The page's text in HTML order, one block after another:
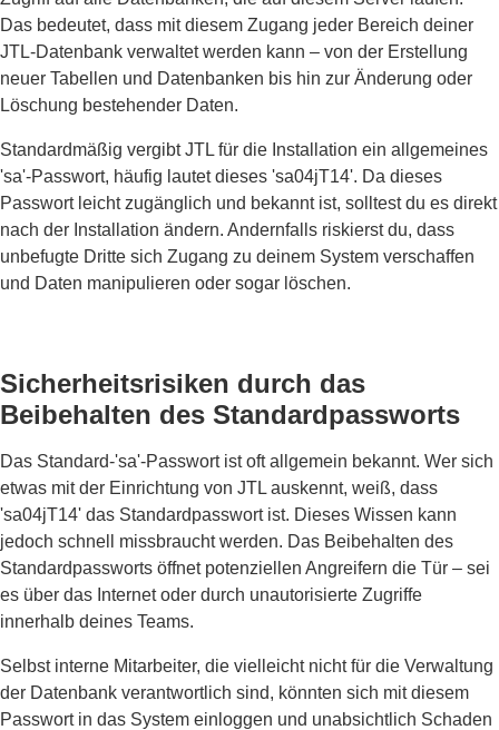
Das bedeutet, dass mit diesem Zugang jeder Bereich deiner
JTL-Datenbank verwaltet werden kann – von der Erstellung
neuer Tabellen und Datenbanken bis hin zur Änderung oder
Löschung bestehender Daten.
Standardmäßig vergibt JTL für die Installation ein allgemeines
'sa'-Passwort, häufig lautet dieses 'sa04jT14'. Da dieses
Passwort leicht zugänglich und bekannt ist, solltest du es direkt
nach der Installation ändern. Andernfalls riskierst du, dass
unbefugte Dritte sich Zugang zu deinem System verschaffen
und Daten manipulieren oder sogar löschen.
Sicherheitsrisiken durch das
Beibehalten des Standardpassworts
Das Standard-'sa'-Passwort ist oft allgemein bekannt. Wer sich
etwas mit der Einrichtung von JTL auskennt, weiß, dass
'sa04jT14' das Standardpasswort ist. Dieses Wissen kann
jedoch schnell missbraucht werden. Das Beibehalten des
Standardpassworts öffnet potenziellen Angreifern die Tür – sei
es über das Internet oder durch unautorisierte Zugriffe
innerhalb deines Teams.
Selbst interne Mitarbeiter, die vielleicht nicht für die Verwaltung
der Datenbank verantwortlich sind, könnten sich mit diesem
Passwort in das System einloggen und unabsichtlich Schaden